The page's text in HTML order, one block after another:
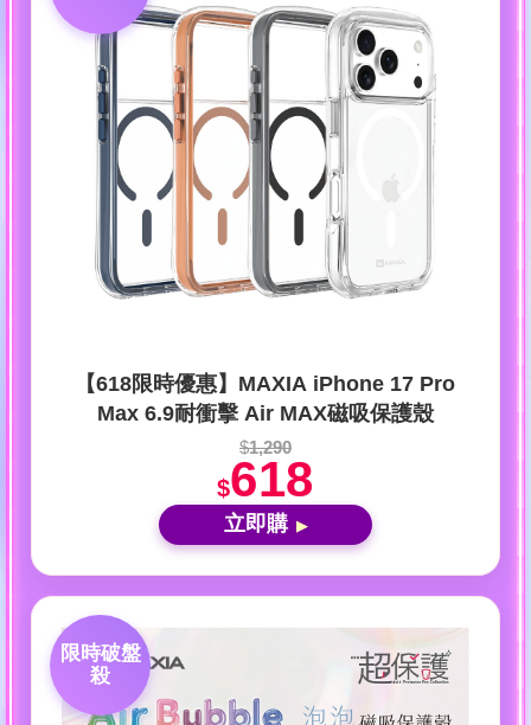
【618限時優惠】MAXIA iPhone 17 Pro
Max 6.9耐衝擊 Air MAX磁吸保護殼
$1,290
$618
立即購 ▶
限時破盤
殺